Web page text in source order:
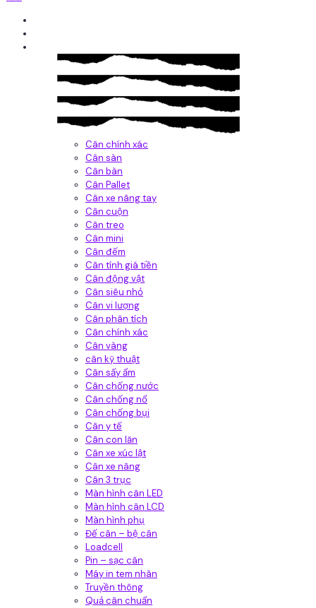
Cân chính xác
Cân sàn
Cân bàn
Cân Pallet
Cân xe nâng tay
Cân cuộn
Cân treo
Cân mini
Cân đếm
Cân tính giá tiền
Cân động vật
Cân siêu nhỏ
Cân vi lượng
Cân phân tích
Cân chính xác
Cân vàng
cân kỹ thuật
Cân sấy ẩm
Cân chống nước
Cân chống nổ
Cân chống bụi
Cân y tế
Cân con lăn
Cân xe xúc lật
Cân xe nâng
Cân 3 trục
Màn hình cân LED
Màn hình cân LCD
Màn hình phụ
Đế cân – bệ cân
Loadcell
Pin – sạc cân
Máy in tem nhãn
Truyền thông
Quả cân chuẩn